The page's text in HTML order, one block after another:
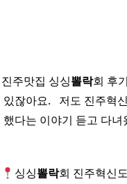
진주맛집 싱싱뽈락회 후기
있잖아요. ​ ​ 저도 진주혁
했다는 이야기 듣고 다
싱싱뽈락회 진주혁신